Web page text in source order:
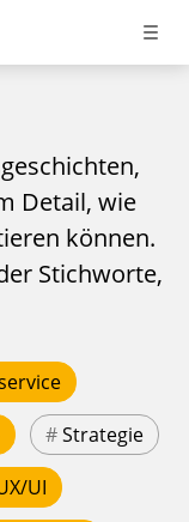
Detail, wie
können.
Stichworte,
#Strategie
UI